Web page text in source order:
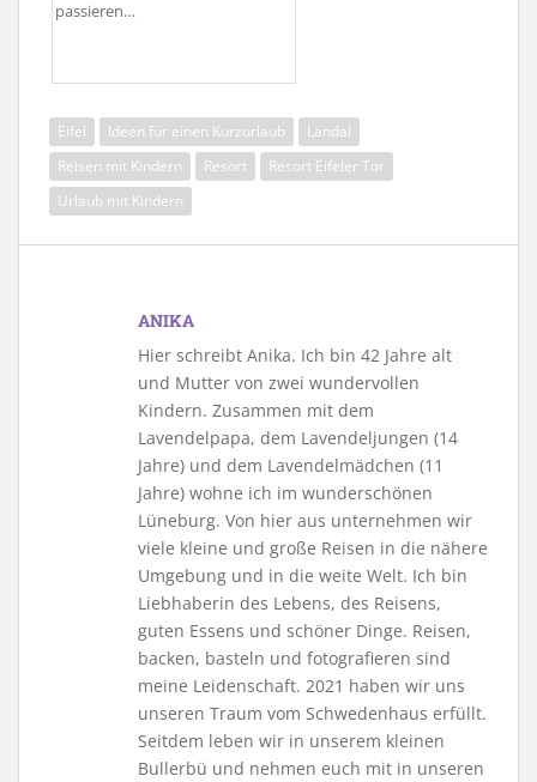
passieren…
Eifel Ideen für einen Kurzurlaub
Landal
Reisen mit Kindern
Resort
Resort Eifeler Tor
Urlaub mit Kindern
ANIKA
Hier schreibt Anika. Ich bin 42 Jahre alt
und Mutter von zwei wundervollen
Kindern. Zusammen mit dem
Lavendelpapa, dem Lavendeljungen (14
Jahre) und dem Lavendelmädchen (11
Jahre) wohne ich im wunderschönen
Lüneburg. Von hier aus unternehmen wir
viele kleine und große Reisen in die nähere
Umgebung und in die weite Welt. Ich bin
Liebhaberin des Lebens, des Reisens,
guten Essens und schöner Dinge. Reisen,
backen, basteln und fotografieren sind
meine Leidenschaft. 2021 haben wir uns
unseren Traum vom Schwedenhaus erfüllt.
Seitdem leben wir in unserem kleinen
Bullerbü und nehmen euch mit in unseren